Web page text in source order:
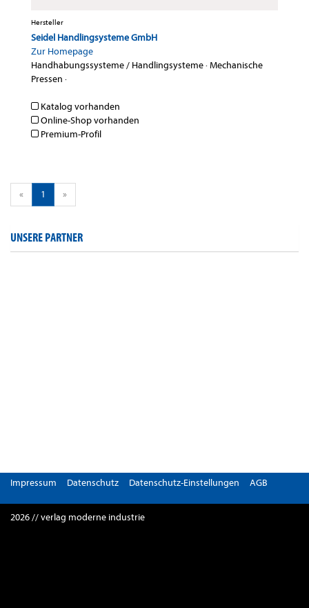
Hersteller
Seidel Handlingsysteme GmbH
Zur Homepage
Handhabungssysteme / Handlingsysteme·Mechanische
Pressen ·
Katalog vorhanden
Online-Shop vorhanden
Premium-Profil
« 1 »
UNSERE PARTNER
Impressum Datenschutz Datenschutz-Einstellungen AGB
2026 // verlag moderne industrie